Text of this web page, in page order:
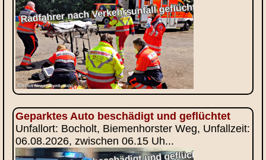
Geparktes Auto beschädigt und geflüchtet
Unfallort: Bocholt, Biemenhorster Weg, Unfallzeit:
06.08.2026, zwischen 06.15 Uh...